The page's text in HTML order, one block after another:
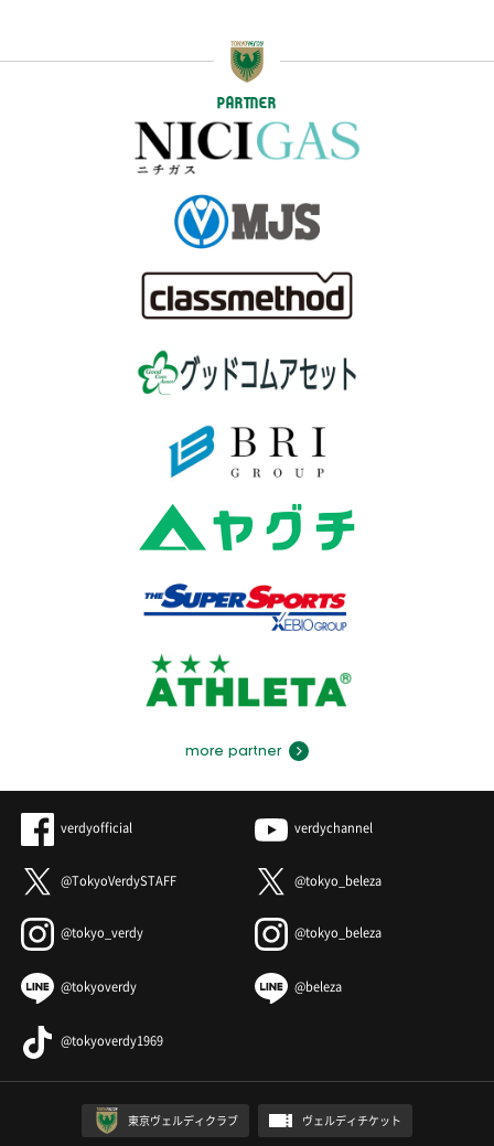
PARTNER
more partner
verdyofficial verdychannel
@TokyoVerdySTAFF @tokyo_beleza
@tokyo_verdy @tokyo_beleza
@tokyoverdy @beleza
@tokyoverdy1969
東京ヴェルディクラブ ヴェルディチケット